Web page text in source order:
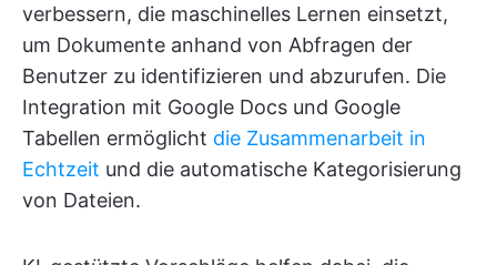
verbessern, die maschinelles Lernen einsetzt,
um Dokumente anhand von Abfragen der
Benutzer zu identifizieren und abzurufen. Die
Integration mit Google Docs und Google
Tabellen ermöglicht die Zusammenarbeit in
Echtzeit und die automatische Kategorisierung
von Dateien.